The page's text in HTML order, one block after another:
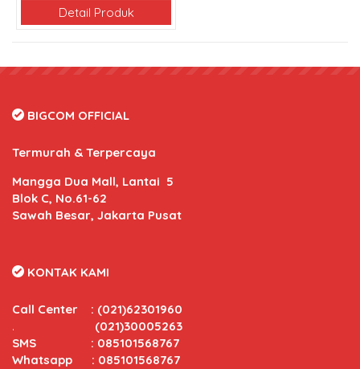
Detail Produk
BIGCOM OFFICIAL
Termurah & Terpercaya
Mangga Dua Mall, Lantai 5
Blok C, No.61-62
Sawah Besar, Jakarta Pusat
KONTAK KAMI
Call Center : (021)62301960
. (021)30005263
SMS : 085101568767
Whatsapp : 085101568767